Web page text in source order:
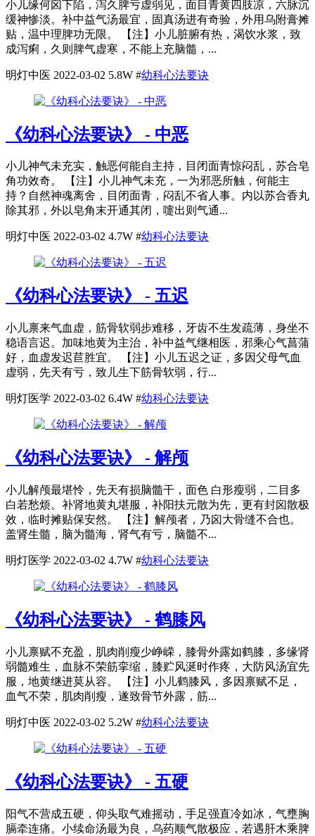
小儿缘何囟下陷，泻久脾亏虚弱见，面目青黄四肢凉，六脉沉
缓神惨淡。补中益气汤最宜，固真汤进有奇验，外用乌附膏摊
贴，温中理脾功无限。 【注】小儿脏腑有热，渴饮水浆，致
成泻痢，久则脾气虚寒，不能上充脑髓，...
明灯中医 2022-03-02 5.8W #幼科心法要诀
《幼科心法要诀》 - 中恶
小儿神气未充实，触恶何能自主持，目闭面青惊闷乱，苏合皂
角功效奇。 【注】小儿神气未充，一为邪恶所触，何能主
持？自然神魂离舍，目闭面青，闷乱不省人事。内以苏合香丸
除其邪，外以皂角末开通其闭，嚏出则气通...
明灯中医 2022-03-02 4.7W #幼科心法要诀
《幼科心法要诀》 - 五迟
小儿禀来气血虚，筋骨软弱步难移，牙齿不生发疏薄，身坐不
稳语言迟。加味地黄为主治，补中益气继相医，邪乘心气菖蒲
好，血虚发迟苣胜宜。 【注】小儿五迟之证，多因父母气血
虚弱，先天有亏，致儿生下筋骨软弱，行...
明灯医学 2022-03-02 6.4W #幼科心法要诀
《幼科心法要诀》 - 解颅
小儿解颅最堪怜，先天有损脑髓干，面色 白形瘦弱，二目多
白若愁烦。补肾地黄丸堪服，补阳扶元散为先，更有封囟散极
效，临时摊贴保安然。 【注】解颅者，乃囟大骨缝不合也。
盖肾生髓，脑为髓海，肾气有亏，脑髓不...
明灯医学 2022-03-02 4.7W #幼科心法要诀
《幼科心法要诀》 - 鹤膝风
小儿禀赋不充盈，肌肉削瘦少峥嵘，膝骨外露如鹤膝，多缘肾
弱髓难生，血脉不荣筋挛缩，膝贮风涎时作疼，大防风汤宜先
服，地黄继进莫从容。 【注】小儿鹤膝风，多因禀赋不足，
血气不荣，肌肉削瘦，遂致骨节外露，筋...
明灯中医 2022-03-02 5.2W #幼科心法要诀
《幼科心法要诀》 - 五硬
阳气不营成五硬，仰头取气难摇动，手足强直冷如冰，气壅胸
膈牵连痛。小续命汤最为良，乌药顺气散极应，若遇肝木乘脾